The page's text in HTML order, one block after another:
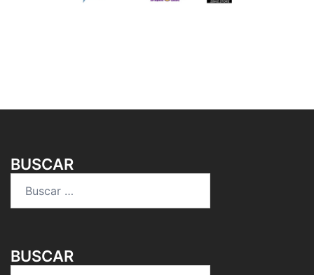
BUSCAR
BUSCAR